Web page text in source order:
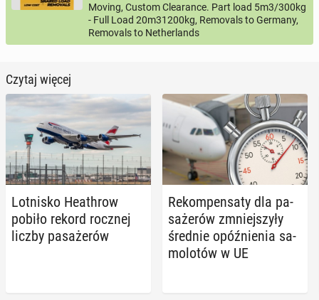
Moving, Custom Clearance. Part load 5m3/300kg
- Full Load 20m31200kg, Removals to Germany,
Removals to Netherlands
Czytaj więcej
Lot­ni­sko He­ath­row
pobiło rekord rocznej
liczby pa­sa­że­rów
Re­kom­pen­sa­ty dla pa­
sa­że­rów zmniej­szy­ły
średnie opóź­nie­nia sa­
mo­lo­tów w UE